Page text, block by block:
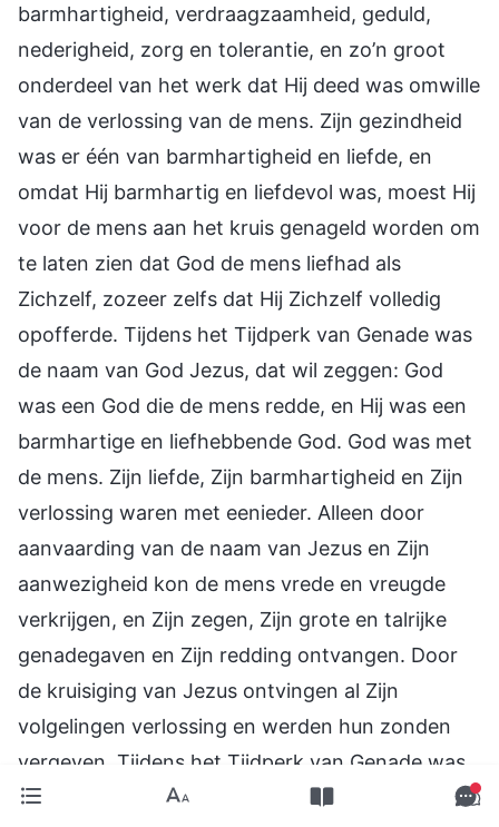
barmhartigheid, verdraagzaamheid, geduld,
nederigheid, zorg en tolerantie, en zo’n groot
onderdeel van het werk dat Hij deed was omwille
van de verlossing van de mens. Zijn gezindheid
was er één van barmhartigheid en liefde, en
omdat Hij barmhartig en liefdevol was, moest Hij
voor de mens aan het kruis genageld worden om
te laten zien dat God de mens liefhad als
Zichzelf, zozeer zelfs dat Hij Zichzelf volledig
opofferde. Tijdens het Tijdperk van Genade was
de naam van God Jezus, dat wil zeggen: God
was een God die de mens redde, en Hij was een
barmhartige en liefhebbende God. God was met
de mens. Zijn liefde, Zijn barmhartigheid en Zijn
verlossing waren met eenieder. Alleen door
aanvaarding van de naam van Jezus en Zijn
aanwezigheid kon de mens vrede en vreugde
verkrijgen, en Zijn zegen, Zijn grote en talrijke
genadegaven en Zijn redding ontvangen. Door
de kruisiging van Jezus ontvingen al Zijn
volgelingen verlossing en werden hun zonden
vergeven. Tijdens het Tijdperk van Genade was
Jezus de naam van God. Met andere woorden,